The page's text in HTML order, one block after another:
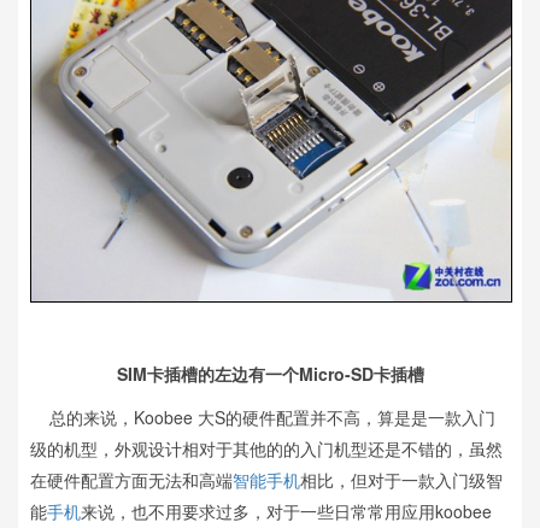
SIM卡插槽的左边有一个Micro-SD卡插槽
总的来说，Koobee 大S的硬件配置并不高，算是是一款入门
级的机型，外观设计相对于其他的的入门机型还是不错的，虽然
在硬件配置方面无法和高端智能手机相比，但对于一款入门级智
能手机来说，也不用要求过多，对于一些日常常用应用koobee